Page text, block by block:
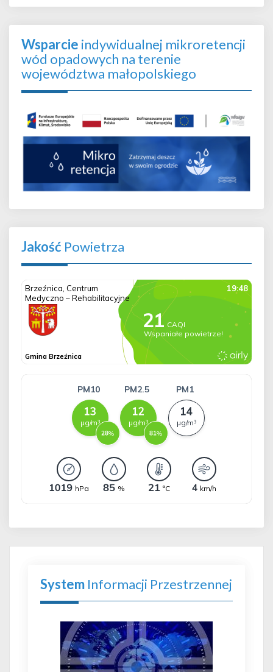
Wsparcie indywidualnej mikroretencji
wód opadowych na terenie
województwa małopolskiego
Jakość Powietrza
System Informacji Przestrzennej